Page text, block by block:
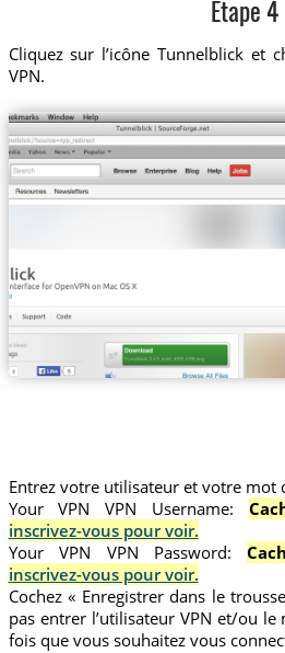
Etape 4
Cliquez sur l’icône Tunnelblick et
VPN.
Entrez votre utilisateur et votre mot
Your VPN VPN Username:
inscrivez-vous pour voir.
Your VPN VPN Password:
inscrivez-vous pour voir.
Cochez « Enregistrer dans le
pas entrer l’utilisateur VPN et/ou le
fois que vous souhaitez vous